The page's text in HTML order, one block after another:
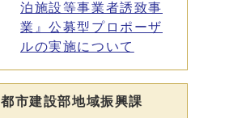
泊施設等事業者誘致事
業』公募型プロポーザ
ルの実施について
都市建設部地域振興課